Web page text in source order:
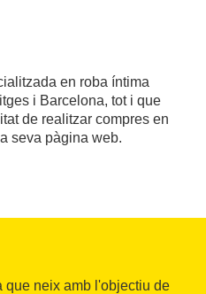
en roba íntima
i Barcelona, tot i que
de realitzar compres en
seva pàgina web.
que neix amb l'objectiu de